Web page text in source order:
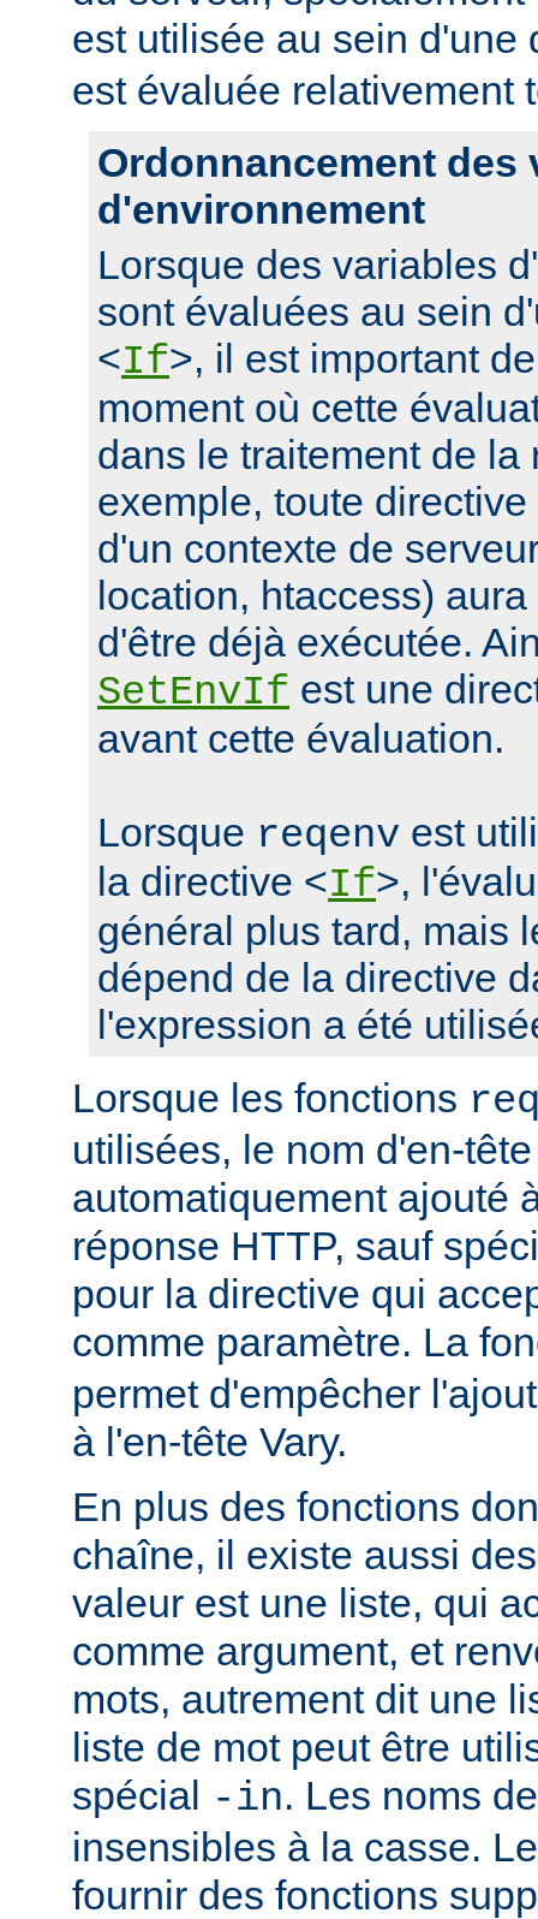
est utilisée au sein d'une
est évaluée relativement
Ordonnancement des
d'environnement
Lorsque des variables
sont évaluées au sein
<If>, il est important
moment où cette
dans le traitement de la
exemple, toute
d'un contexte de
location, htaccess)
d'être déjà exécutée.
SetEnvIf est une
avant cette évaluation.
Lorsque reqenv est
la directive <If>,
général plus tard, mais
dépend de la directive
l'expression a été
Lorsque les fonctions
utilisées, le nom d'en-
automatiquement ajouté
réponse HTTP, sauf
pour la directive qui
comme paramètre. La
permet d'empêcher
à l'en-tête Vary.
En plus des fonctions
chaîne, il existe aussi
valeur est une liste, qui
comme argument, et
mots, autrement dit une
liste de mot peut être
spécial -in. Les noms
insensibles à la casse.
fournir des fonctions